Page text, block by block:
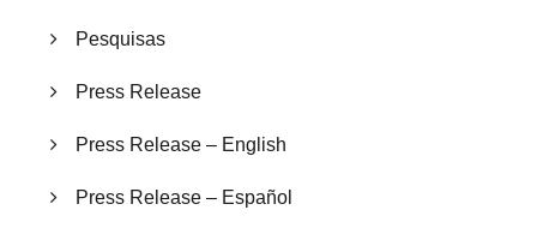
Pesquisas
Press Release
Press Release – English
Press Release – Español